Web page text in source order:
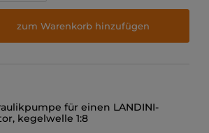
zum Warenkorb hinzufügen
für einen LANDINI-
kegelwelle 1:8